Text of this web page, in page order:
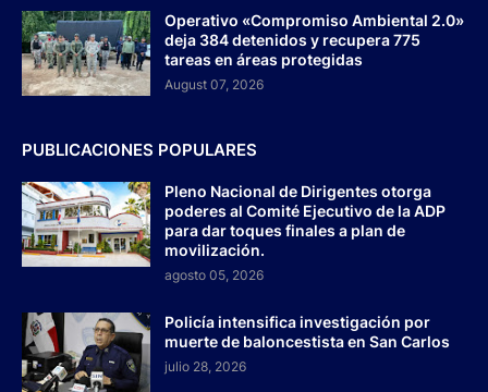
Operativo «Compromiso Ambiental 2.0»
deja 384 detenidos y recupera 775
tareas en áreas protegidas
August 07, 2026
PUBLICACIONES POPULARES
Pleno Nacional de Dirigentes otorga
poderes al Comité Ejecutivo de la ADP
para dar toques finales a plan de
movilización.
agosto 05, 2026
Policía intensifica investigación por
muerte de baloncestista en San Carlos
julio 28, 2026